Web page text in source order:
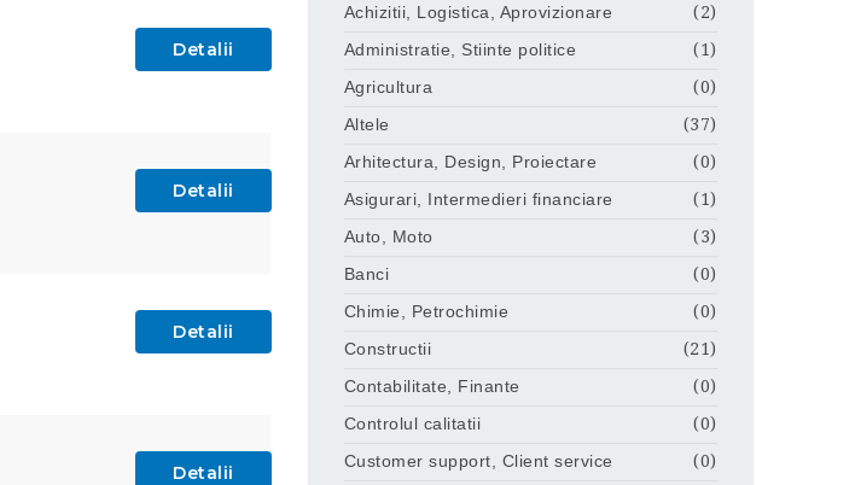
Detalii
Detalii
Detalii
Detalii
Achizitii, Logistica, Aprovizionare
(2)
Administratie, Stiinte politice
(1)
Agricultura
(0)
Altele
(37)
Arhitectura, Design, Proiectare
(0)
Asigurari, Intermedieri financiare
(1)
Auto, Moto
(3)
Banci
(0)
Chimie, Petrochimie
(0)
Constructii
(21)
Contabilitate, Finante
(0)
Controlul calitatii
(0)
Customer support, Client service
(0)